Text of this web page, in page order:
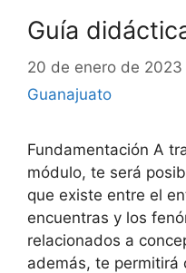
Guía
20 de enero de 2023
Guanajuato
Fundamentación A
módulo, te será
que existe entre el
encuentras y los
relacionados a
además, te permitirá